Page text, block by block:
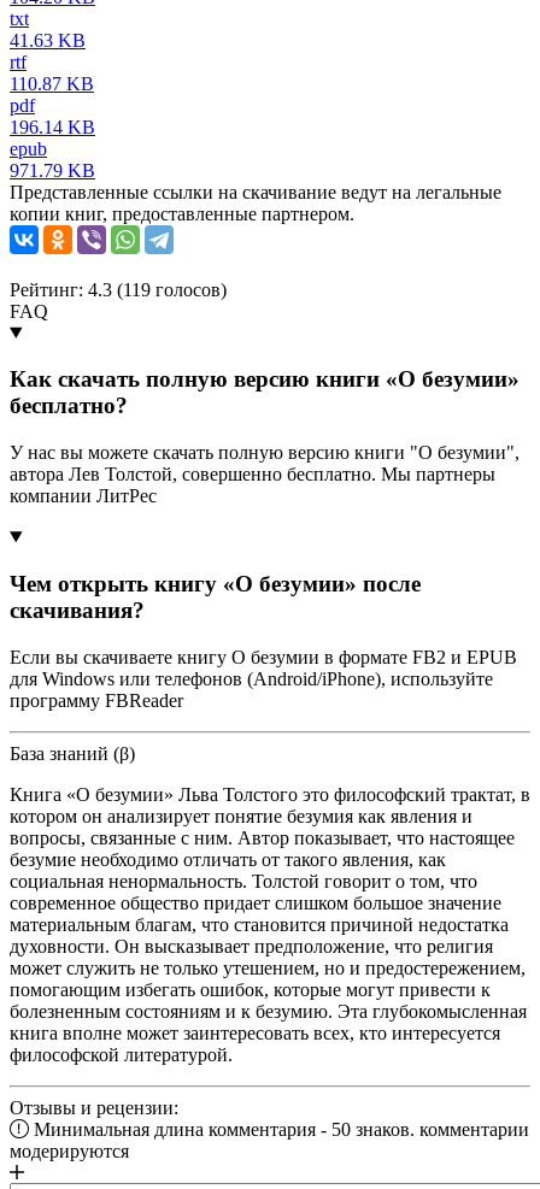
txt
41.63 KB
rtf
110.87 KB
pdf
196.14 KB
epub
971.79 KB
Представленные ссылки на скачивание ведут на легальные
копии книг, предоставленные партнером.
Рейтинг: 4.3 (119 голосов)
FAQ
Как скачать полную версию книги «О безумии»
бесплатно?
У нас вы можете скачать полную версию книги "О безумии",
автора Лев Толстой, совершенно бесплатно. Мы партнеры
компании ЛитРес
Чем открыть книгу «О безумии» после
скачивания?
Если вы скачиваете книгу О безумии в формате FB2 и EPUB
для Windows или телефонов (Android/iPhone), используйте
программу FBReader
База знаний (β)
Книга «О безумии» Льва Толстого это философский трактат, в
котором он анализирует понятие безумия как явления и
вопросы, связанные с ним. Автор показывает, что настоящее
безумие необходимо отличать от такого явления, как
социальная ненормальность. Толстой говорит о том, что
современное общество придает слишком большое значение
материальным благам, что становится причиной недостатка
духовности. Он высказывает предположение, что религия
может служить не только утешением, но и предостережением,
помогающим избегать ошибок, которые могут привести к
болезненным состояниям и к безумию. Эта глубокомысленная
книга вполне может заинтересовать всех, кто интересуется
философской литературой.
Отзывы и рецензии:
Минимальная длина комментария - 50 знаков. комментарии
модерируются